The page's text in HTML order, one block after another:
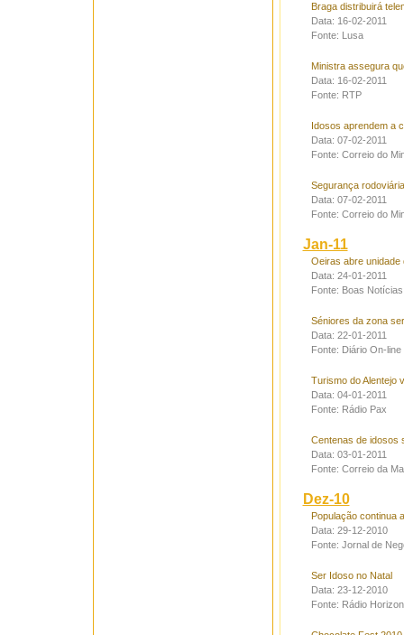
Braga distribuirá
Data: 16-02-2011
Fonte: Lusa
Ministra assegura
Data: 16-02-2011
Fonte: RTP
Idosos aprendem a
Data: 07-02-2011
Fonte: Correio do
Segurança
Data: 07-02-2011
Fonte: Correio do
Jan-11
Oeiras abre unidade
Data: 24-01-2011
Fonte: Boas Notícias
Séniores da zona
Data: 22-01-2011
Fonte: Diário On-line
Turismo do Alentejo
Data: 04-01-2011
Fonte: Rádio Pax
Centenas de idosos
Data: 03-01-2011
Fonte: Correio da
Dez-10
População continua
Data: 29-12-2010
Fonte: Jornal de
Ser Idoso no Natal
Data: 23-12-2010
Fonte: Rádio